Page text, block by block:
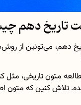
رایگان کتاب‌های
طبیعی و گویا چه
حذفیات کنکور انسانی 1404
تاریخ دهم
دهم، می‌تونین از
متون تاریخی، مثل
تلاش کنین که متون